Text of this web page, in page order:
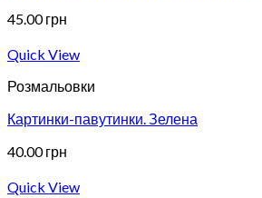
45.00грн
Quick View
Розмальовки
Картинки-павутинки. Зелена
40.00грн
Quick View